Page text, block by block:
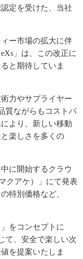
定を受けた、当社
ー市場の拡大に伴
」は、この改正に
と期待していま
力やサプライヤー
質ながらもコストパ
より、新しい移動
楽しさを多くの
に開始するクラウ
クアケ）」にて発表
特別価格など、
をコンセプトに
て、安全で楽しい次
を提案いたしま